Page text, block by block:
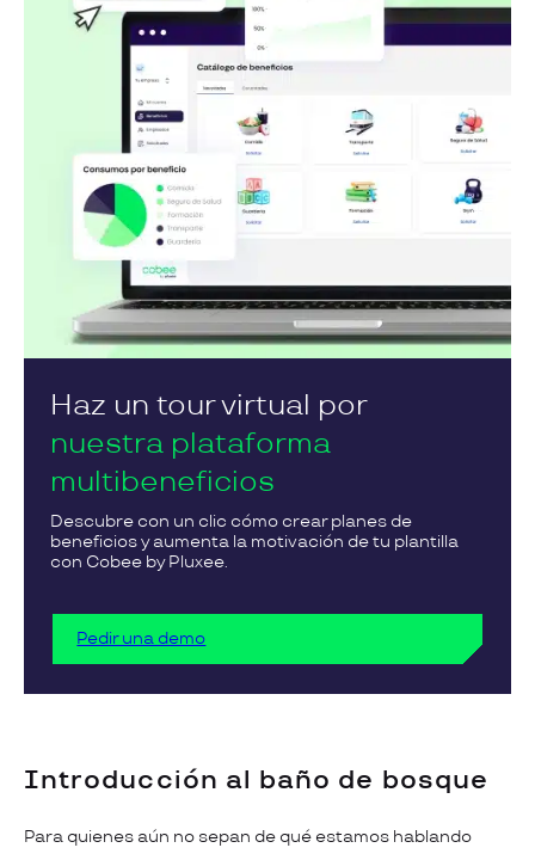
Haz un tour virtual por
nuestra plataforma
multibeneficios
Descubre con un clic cómo crear planes de
beneficios y aumenta la motivación de tu plantilla
con Cobee by Pluxee.
Pedir una demo
Introducción al baño de bosque
Para quienes aún no sepan de qué estamos hablando